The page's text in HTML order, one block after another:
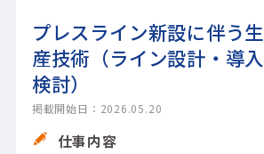
プレスライン新設に伴う生
産技術（ライン設計・導入
検討）
掲載開始日：2026.05.20
仕事内容